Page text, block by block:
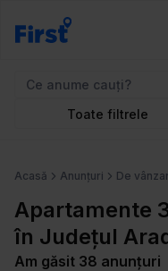
Toate filtrele
Acasă Anunțuri De
Apartamente
în Județul
Am găsit 38 anunțuri